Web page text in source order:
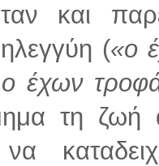
και
(«ο
ο έχων
τη ζωή
να